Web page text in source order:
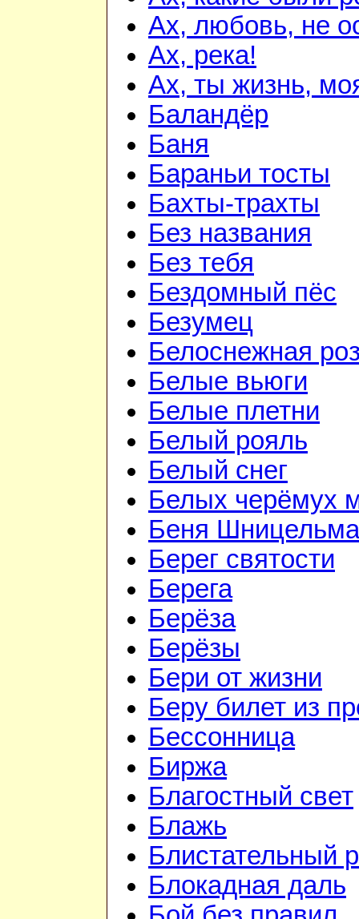
Ах, любовь, не
Ах, река!
Ах, ты жизнь,
Баландёр
Баня
Бараньи тосты
Бахты-трахты
Без названия
Без тебя
Бездомный пёс
Безумец
Белоснежная
Белые вьюги
Белые плетни
Белый рояль
Белый снег
Белых черёмух
Беня
Берег святости
Берега
Берёза
Берёзы
Бери от жизни
Беру билет из
Бессонница
Биржа
Благостный свет
Блажь
Блистательный
Блокадная даль